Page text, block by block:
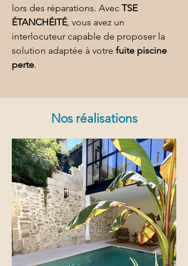
lors des réparations. Avec TSE
ÉTANCHÉITÉ, vous avez un
interlocuteur capable de proposer la
solution adaptée à votre fuite piscine
perte.
Nos réalisations